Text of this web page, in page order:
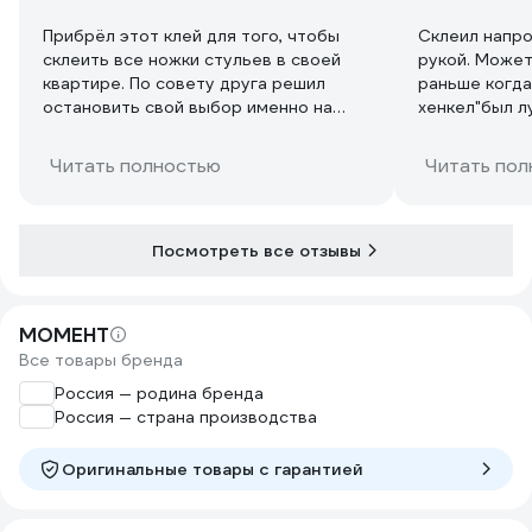
Прибрёл этот клей для того, чтобы
склеить все ножки стульев в своей
квартире. По совету друга решил
остановить свой выбор именно на
Их у компании несколько, от самых
простых до застывающих
оказался в самый раз. Хотя надо
составляет всего 15 минут, что очень
немного. А после полного высыхания
Момента Супер ПВА всё склеивается
так, что становится таким же крепким
поверхности всегда необходимо
Читать полностью
Склеил
рукой.
раньше
хенкел"был
понятный
где то
Читать
Посмотреть все отзывы
МОМЕНТ
Все товары бренда
Россия — родина бренда
Россия — страна производства
Оригинальные товары c гарантией